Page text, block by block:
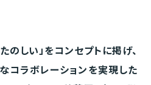
たのしい」をコンセプトに掲げ、
コラボレーションを実現した